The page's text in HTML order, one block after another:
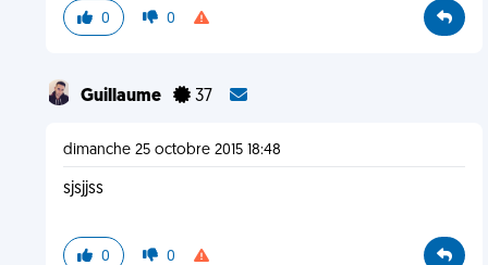
0 0
Guillaume 37
dimanche 25 octobre 2015 18:48
sjsjjss
0 0